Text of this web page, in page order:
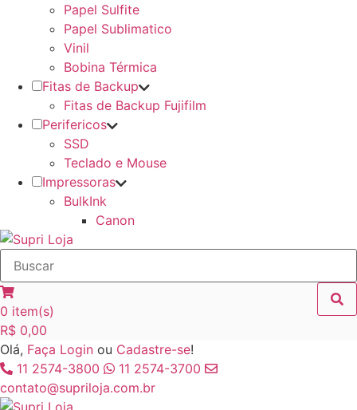
Papel Sulfite
Papel Sublimatico
Vinil
Bobina Térmica
Fitas de Backup
Fitas de Backup Fujifilm
Perifericos
SSD
Teclado e Mouse
Impressoras
BulkInk
Canon
0 item(s)
R$ 0,00
Olá, Faça Login ou Cadastre-se!
11 2574-3800
11 2574-3700
contato@supriloja.com.br